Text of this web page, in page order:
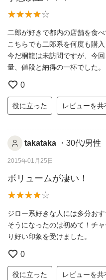
二郎が好きで都内の店舗を食
こちらでも二郎系を何度も購入
今だ桐龍は未訪問ですが、今
量、値段と納得の一杯でした。
0
役に立った レビューを共
takataka ・30代/男性
2015年01月25日
ボリュームが凄い！
ジロー系好きな人には多分お
そうになったのは初めて！チ
り好い印象を受けました。
0
役に立った レビューを共